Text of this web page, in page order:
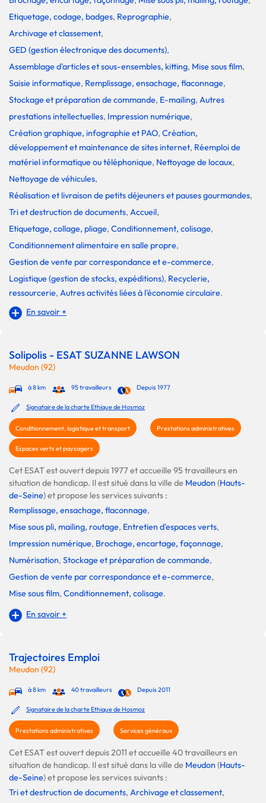
Etiquetage, codage, badges, Reprographie,
Archivage et classement,
GED (gestion électronique des documents),
Assemblage d'articles et sous-ensembles, kitting, Mise sous film,
Saisie informatique, Remplissage, ensachage, flaconnage,
Stockage et préparation de commande, E-mailing, Autres
prestations intellectuelles, Impression numérique,
Création graphique, infographie et PAO, Création,
développement et maintenance de sites internet, Réemploi de
matériel informatique ou téléphonique, Nettoyage de locaux,
Nettoyage de véhicules,
Réalisation et livraison de petits déjeuners et pauses gourmandes,
Tri et destruction de documents, Accueil,
Etiquetage, collage, pliage, Conditionnement, colisage,
Conditionnement alimentaire en salle propre,
Gestion de vente par correspondance et e-commerce,
Logistique (gestion de stocks, expéditions), Recyclerie,
ressourcerie, Autres activités liées à l'économie circulaire.
En savoir +
Solipolis - ESAT SUZANNE LAWSON
Meudon (92)
à 8 km 95 travailleurs Depuis 1977
Signataire de la charte Ethique de Hosmoz
Conditionnement, logistique et transport Prestations administratives
Espaces verts et paysagers
Cet ESAT est ouvert depuis 1977 et accueille 95 travailleurs en
situation de handicap. Il est situé dans la ville de Meudon (Hauts-
de-Seine) et propose les services suivants :
Remplissage, ensachage, flaconnage,
Mise sous pli, mailing, routage, Entretien d'espaces verts,
Impression numérique, Brochage, encartage, façonnage,
Numérisation, Stockage et préparation de commande,
Gestion de vente par correspondance et e-commerce,
Mise sous film, Conditionnement, colisage.
En savoir +
Trajectoires Emploi
Meudon (92)
à 8 km 40 travailleurs Depuis 2011
Signataire de la charte Ethique de Hosmoz
Prestations administratives Services généraux
Cet ESAT est ouvert depuis 2011 et accueille 40 travailleurs en
situation de handicap. Il est situé dans la ville de Meudon (Hauts-
de-Seine) et propose les services suivants :
Tri et destruction de documents, Archivage et classement,